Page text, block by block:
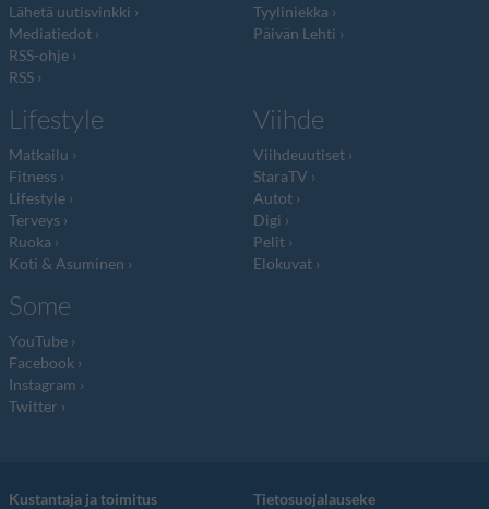
Lähetä uutisvinkki
Mediatiedot
RSS-ohje
RSS
Tyyliniekka
Päivän Lehti
Lifestyle
Matkailu
Fitness
Lifestyle
Terveys
Ruoka
Koti & Asuminen
Viihde
Viihdeuutiset
StaraTV
Autot
Digi
Pelit
Elokuvat
Some
YouTube
Facebook
Instagram
Twitter
Kustantaja ja toimitus Tietosuojalauseke